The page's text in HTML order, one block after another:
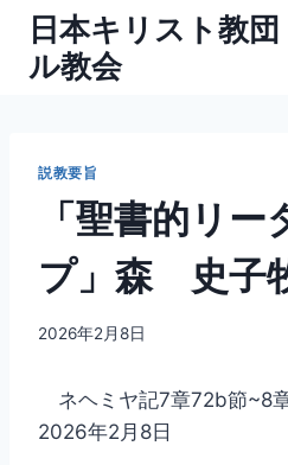
日本キリスト教
ル教会
説教要旨
「聖書的リー
プ」森 史子
By
2026年2月8日
ネヘミヤ記7章
2026年2月8日